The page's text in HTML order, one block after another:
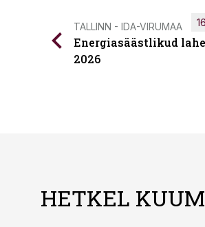
TALLINN - IDA-VIRUMAA
Energiasäästlikud
2026
HETKEL KUUM